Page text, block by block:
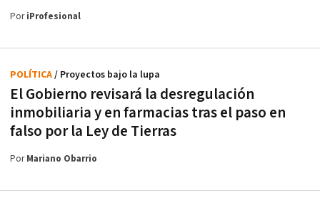
PoriProfesional
El Gobierno revisará la desregulación
inmobiliaria y en farmacias tras el paso en
falso por la Ley de Tierras
POLÍTICA/ Proyectos bajo la lupa
PorMariano Obarrio